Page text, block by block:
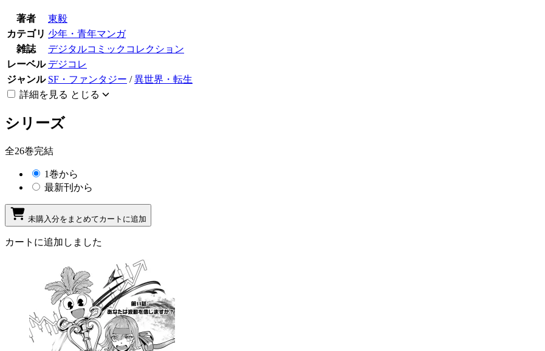
著者
東毅
カテゴリ 少年・青年マンガ
雑誌
デジタルコミックコレクション
レーベル デジコレ
ジャンル SF・ファンタジー /異世界・転生
詳細を見る とじる
シリーズ
全26巻完結
1巻から
最新刊から
未購入分をまとめてカートに追加
カートに追加しました